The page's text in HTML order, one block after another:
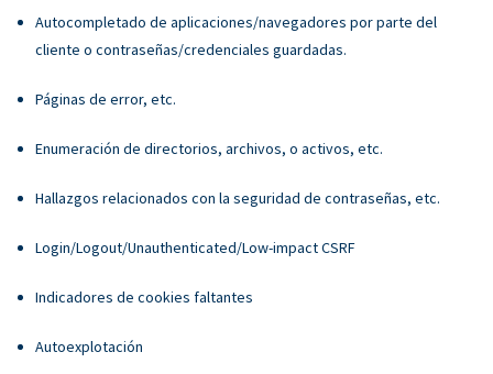
Autocompletado de aplicaciones/navegadores por parte del
cliente o contraseñas/credenciales guardadas.
Páginas de error, etc.
Enumeración de directorios, archivos, o activos, etc.
Hallazgos relacionados con la seguridad de contraseñas, etc.
Login/Logout/Unauthenticated/Low-impact CSRF
Indicadores de cookies faltantes
Autoexplotación